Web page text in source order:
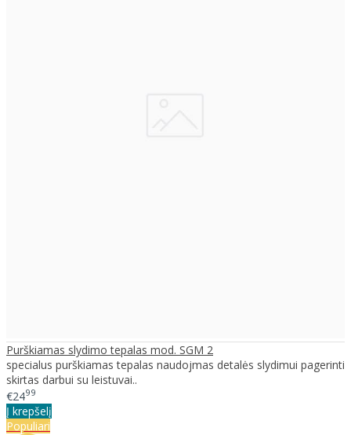
Purškiamas slydimo tepalas mod. SGM 2
specialus purškiamas tepalas naudojmas detalės slydimui pagerinti
skirtas darbui su leistuvai..
€2499
Į krepšelį
Populiari